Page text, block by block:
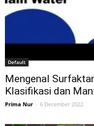
Default
Mengenal
Klasifikasi dan
Prima Nur - 6 December 2022